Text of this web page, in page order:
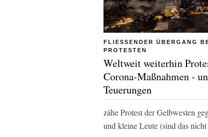
FLIESSENDER ÜBERGANG BEI
ROTESTEN
Weltweit weiterhin
Corona-Maßnahmen -
Teuerungen
zähe Protest der Gelbwesten
und kleine Leute (sind das